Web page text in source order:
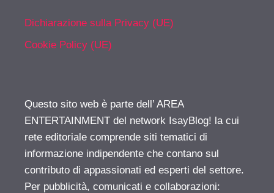
Dichiarazione sulla Privacy (UE)
Cookie Policy (UE)
Questo sito web è parte dell’ AREA
ENTERTAINMENT del network IsayBlog! la cui
rete editoriale comprende siti tematici di
informazione indipendente che contano sul
contributo di appassionati ed esperti del settore.
Per pubblicità, comunicati e collaborazioni: